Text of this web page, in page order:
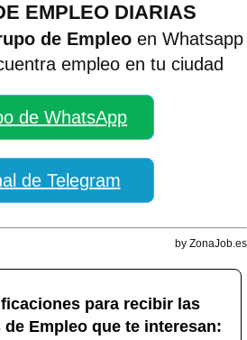
EMPLEO DIARIAS
de Empleo en Whatsapp
empleo en tu ciudad
de WhatsApp
de Telegram
by ZonaJob.es
para recibir las
Empleo que te interesan: